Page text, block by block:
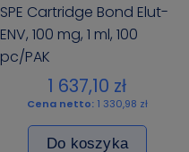
SPE Cartridge Bond Elut-
ENV, 100 mg, 1 ml, 100
pc/PAK
1 637,10 zł
Cena netto: 1 330,98 zł
Do koszyka